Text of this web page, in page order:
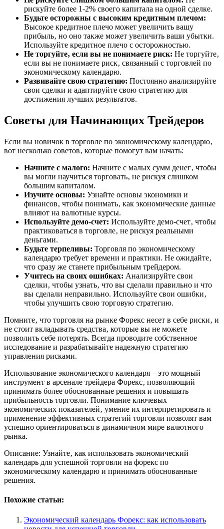
рискуйте более 1-2% своего капитала на одной сделке.
Будьте осторожны с высоким кредитным плечом:
Высокое кредитное плечо может увеличить вашу
прибыль‚ но оно также может увеличить ваши убытки.
Используйте кредитное плечо с осторожностью.
Не торгуйте‚ если вы не понимаете риск: Не торгуйте‚
если вы не понимаете риск‚ связанный с торговлей по
экономическому календарю.
Развивайте свою стратегию: Постоянно анализируйте
свои сделки и адаптируйте свою стратегию для
достижения лучших результатов.
Советы для Начинающих Трейдеров
Если вы новичок в торговле по экономическому календарю‚
вот несколько советов‚ которые помогут вам начать:
Начните с малого: Начните с малых сумм денег‚ чтобы
вы могли научиться торговать‚ не рискуя слишком
большим капиталом.
Изучите основы: Узнайте основы экономики и
финансов‚ чтобы понимать‚ как экономические данные
влияют на валютные курсы.
Используйте демо-счет: Используйте демо-счет‚ чтобы
практиковаться в торговле‚ не рискуя реальными
деньгами.
Будьте терпеливы: Торговля по экономическому
календарю требует времени и практики. Не ожидайте‚
что сразу же станете прибыльным трейдером.
Учитесь на своих ошибках: Анализируйте свои
сделки‚ чтобы узнать‚ что вы сделали правильно и что
вы сделали неправильно. Используйте свои ошибки‚
чтобы улучшить свою торговую стратегию.
Помните‚ что торговля на рынке Форекс несет в себе риски‚ и
не стоит вкладывать средства‚ которые вы не можете
позволить себе потерять. Всегда проводите собственное
исследование и разрабатывайте надежную стратегию
управления рисками.
Использование экономического календаря – это мощный
инструмент в арсенале трейдера Форекс‚ позволяющий
принимать более обоснованные решения и повышать
прибыльность торговли. Понимание ключевых
экономических показателей‚ умение их интерпретировать и
применение эффективных стратегий торговли позволят вам
успешно ориентироваться в динамичном мире валютного
рынка.
Описание: Узнайте‚ как использовать экономический
календарь для успешной торговли на форекс по
экономическому календарю и принимать обоснованные
решения.
Похожие статьи:
Экономический календарь Форекс: как использовать